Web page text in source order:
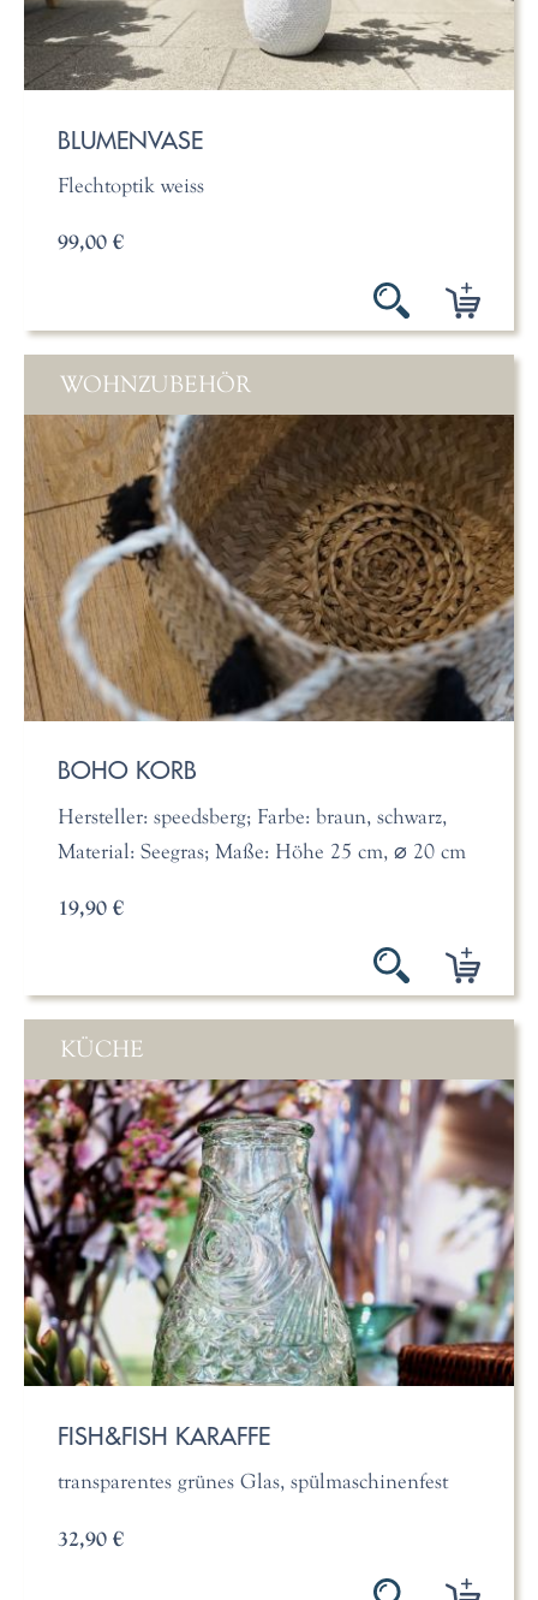
BLUMENVASE
Flechtoptik weiss
99,00 €
WOHNZUBEHÖR
BOHO KORB
Hersteller: speedsberg; Farbe: braun, schwarz,
Material: Seegras; Maße: Höhe 25 cm, ⌀ 20 cm
19,90 €
KÜCHE
FISH&FISH KARAFFE
transparentes grünes Glas, spülmaschinenfest
32,90 €